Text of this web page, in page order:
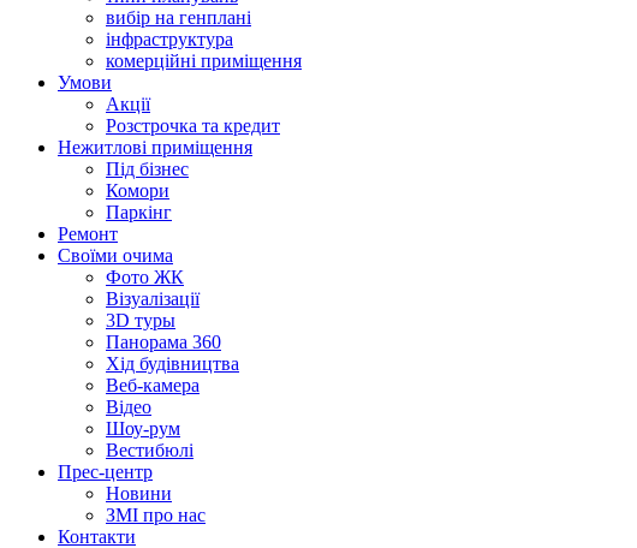
вибір на генплані
інфраструктура
комерційні приміщення
Умови
Акції
Розстрочка та кредит
Нежитлові приміщення
Під бізнес
Комори
Паркінг
Ремонт
Своїми очима
Фото ЖК
Візуалізації
3D туры
Панорама 360
Хід будівництва
Веб-камера
Відео
Шоу-рум
Вестибюлі
Прес-центр
Новини
ЗМІ про нас
Контакти